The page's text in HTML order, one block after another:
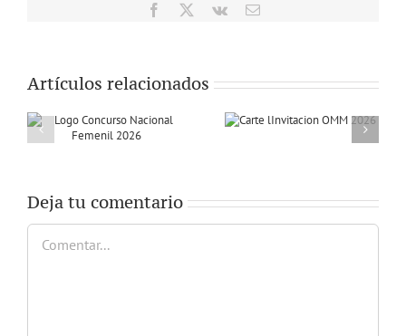
Facebook Vk
Correo
Artículos relacionados
Deja tu comentario
Comentar